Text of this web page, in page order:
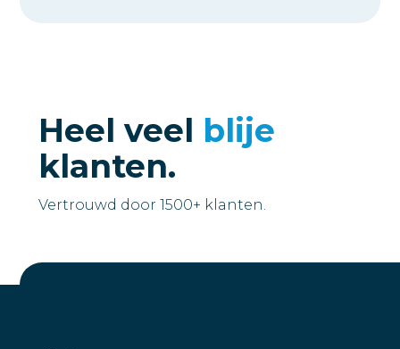
Heel veel blije
klanten.
Vertrouwd door 1500+ klanten.